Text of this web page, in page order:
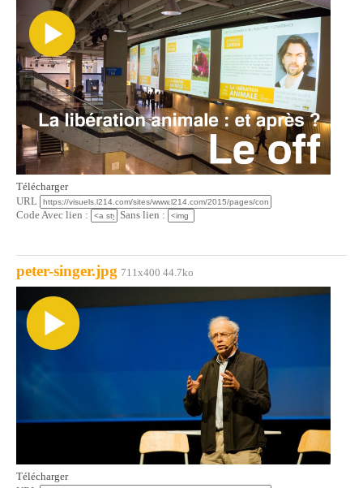
Télécharger
URL
Code Avec lien :
Sans lien :
peter-singer.jpg 711x400 44.7ko
Télécharger